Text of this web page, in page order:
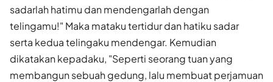
sadarlah hatimu dan mendengarlah dengan
telingamu!" Maka mataku tertidur dan hatiku sadar
serta kedua telingaku mendengar. Kemudian
dikatakan kepadaku, "Seperti seorang tuan yang
membangun sebuah gedung, lalu membuat perjamuan